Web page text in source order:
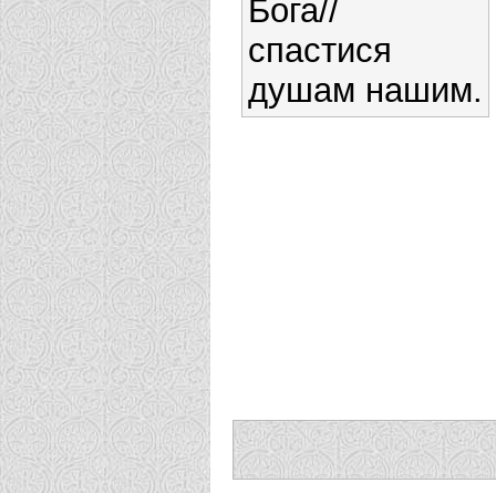
Бога//
спастися
душам нашим.